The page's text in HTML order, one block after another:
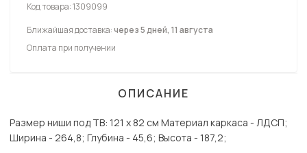
Код товара:1309099
Ближайшая доставка:через 5 дней, 11 августа
Оплата при получении
ОПИСАНИЕ
Размер ниши под ТВ: 121 х 82 см Материал каркаса - ЛДСП;
Ширина - 264,8; Глубина - 45,6; Высота - 187,2;